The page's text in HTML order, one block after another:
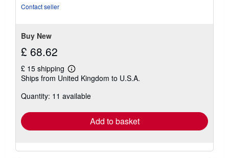
Contact seller
Buy New
£ 68.62
£ 15 shipping
Learn
more
shipping
Ships from United Kingdom to U.S.A.
Quantity: 11 available
Add to basket